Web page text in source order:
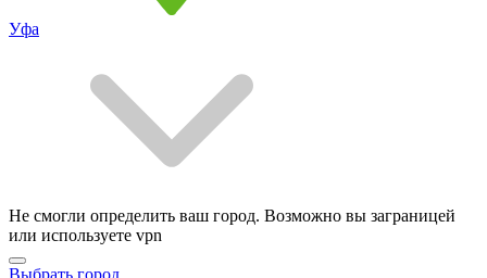
Уфа
Не смогли определить ваш город. Возможно вы заграницей
или используете vpn
Выбрать город